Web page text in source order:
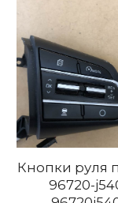
Кнопки руля
96720-